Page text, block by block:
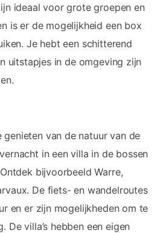
ideaal voor grote groepen en
is er de mogelijkheid een box
Je hebt een schitterend
uitstapjes in de omgeving zijn
genieten van de natuur van de
in een villa in de bossen
bijvoorbeeld Warre,
De fiets- en wandelroutes
en er zijn mogelijkheden om te
De villa’s hebben een eigen